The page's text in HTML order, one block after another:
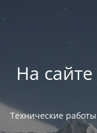
На
Технические